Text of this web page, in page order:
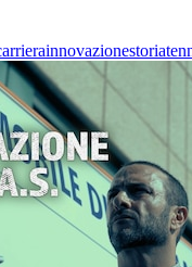
innovazionestoria